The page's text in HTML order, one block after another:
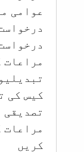
عوامی
مراعات
کیس کی
تصدیقی
مراعات
کریں